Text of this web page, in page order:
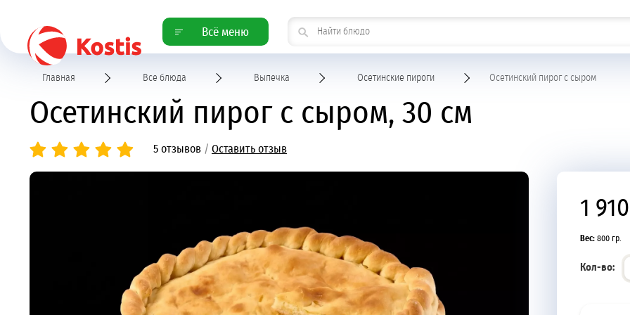
Всё меню
Главная Все блюда Выпечка Осетинские пироги Осетинский пирог с сыром
Осетинский пирог с сыром, 30 см
5 отзывов / Оставить отзыв
1
Вес: 800 гр.
Кол-во: